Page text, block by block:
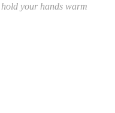
your hands warm